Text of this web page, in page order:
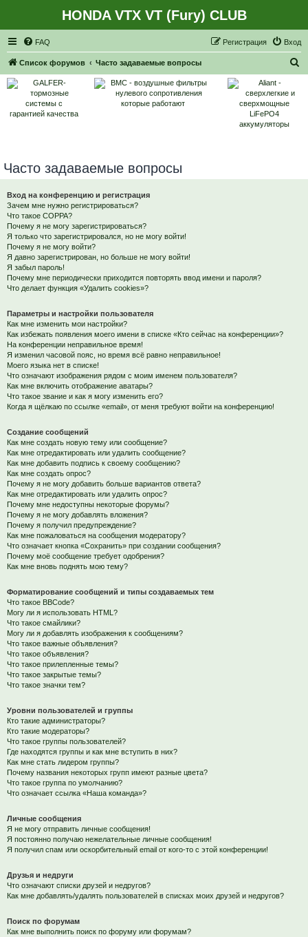
HONDA VTX VT (Fury) CLUB
FAQ Вход
Регистрация
Список форумов Часто задаваемые вопросы
Часто задаваемые вопросы
Вход на конференцию и регистрация
Зачем мне нужно регистрироваться?
Что такое COPPA?
Почему я не могу зарегистрироваться?
Я только что зарегистрировался, но не могу войти!
Почему я не могу войти?
Я давно зарегистрирован, но больше не могу войти!
Я забыл пароль!
Почему мне периодически приходится повторять ввод имени и пароля?
Что делает функция «Удалить cookies»?
Параметры и настройки пользователя
Как мне изменить мои настройки?
Как избежать появления моего имени в списке «Кто сейчас на конференции»?
На конференции неправильное время!
Я изменил часовой пояс, но время всё равно неправильное!
Моего языка нет в списке!
Что означают изображения рядом с моим именем пользователя?
Как мне включить отображение аватары?
Что такое звание и как я могу изменить его?
Когда я щёлкаю по ссылке «email», от меня требуют войти на конференцию!
Создание сообщений
Как мне создать новую тему или сообщение?
Как мне отредактировать или удалить сообщение?
Как мне добавить подпись к своему сообщению?
Как мне создать опрос?
Почему я не могу добавить больше вариантов ответа?
Как мне отредактировать или удалить опрос?
Почему мне недоступны некоторые форумы?
Почему я не могу добавлять вложения?
Почему я получил предупреждение?
Как мне пожаловаться на сообщения модератору?
Что означает кнопка «Сохранить» при создании сообщения?
Почему моё сообщение требует одобрения?
Как мне вновь поднять мою тему?
Форматирование сообщений и типы создаваемых тем
Что такое BBCode?
Могу ли я использовать HTML?
Что такое смайлики?
Могу ли я добавлять изображения к сообщениям?
Что такое важные объявления?
Что такое объявления?
Что такое прилепленные темы?
Что такое закрытые темы?
Что такое значки тем?
Уровни пользователей и группы
Кто такие администраторы?
Кто такие модераторы?
Что такое группы пользователей?
Где находятся группы и как мне вступить в них?
Как мне стать лидером группы?
Почему названия некоторых групп имеют разные цвета?
Что такое группа по умолчанию?
Что означает ссылка «Наша команда»?
Личные сообщения
Я не могу отправить личные сообщения!
Я постоянно получаю нежелательные личные сообщения!
Я получил спам или оскорбительный email от кого-то с этой конференции!
Друзья и недруги
Что означают списки друзей и недругов?
Как мне добавлять/удалять пользователей в списках моих друзей и недругов?
Поиск по форумам
Как мне выполнить поиск по форуму или форумам?